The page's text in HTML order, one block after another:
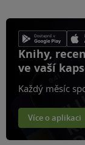
Knihy,
ve vaší
Každý měsíc
Více o aplikaci